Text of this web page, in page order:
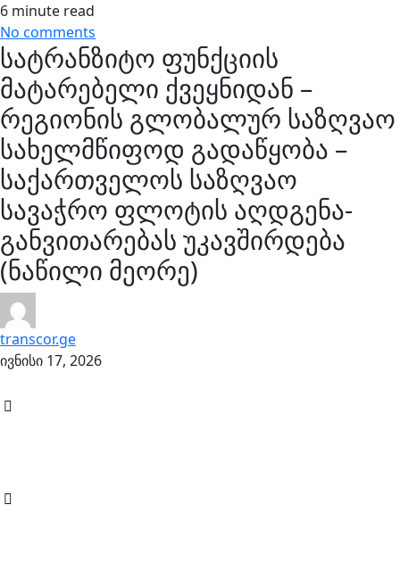
6 minute read
No comments
სატრანზიტო ფუნქციის
მატარებელი ქვეყნიდან –
რეგიონის გლობალურ საზღვაო
სახელმწიფოდ გადაწყობა –
საქართველოს საზღვაო
სავაჭრო ფლოტის აღდგენა-
განვითარებას უკავშირდება
(ნაწილი მეორე)
transcor.ge
ივნისი 17, 2026